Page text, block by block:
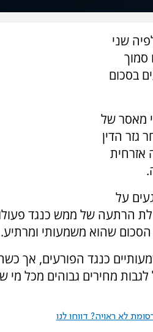
שני
סמוך
בסכום
מאסר של
גזר הדין
אזרחית
על
הרתעה של ממש כנגד
שהוא משמעותי ומרתיע.
כנגד הפורעים, אך
מחירים גבוהים מכל מי
לא ראויה? דווחו לנו